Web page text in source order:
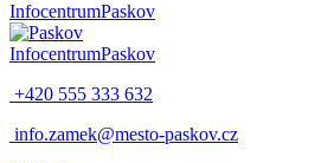
InfocentrumPaskov
InfocentrumPaskov
+420 555 333 632
info.zamek@mesto-paskov.cz